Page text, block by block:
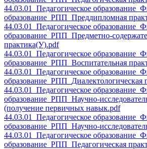
44.03.01_Педагогическое
образование_РПП_Преддипломная
44.03.01_Педагогическое
образование_РПП_Предметно-
практика(У).pdf
44.03.01_Педагогическое
образование_РПП_Воспитательная
44.03.01_Педагогическое
образование_РПП_Диалектологическая
44.03.01_Педагогическое
образование_РПП_Научно-
(получение первичных навык.pdf
44.03.01_Педагогическое
образование_РПП_Научно-
44.03.01_Педагогическое
образование_РПП_Педагогическая